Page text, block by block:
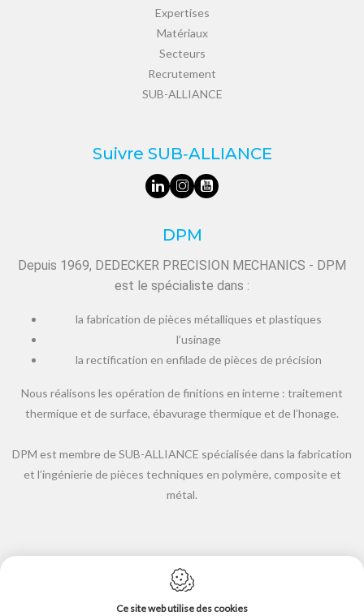
Expertises
Matériaux
Secteurs
Recrutement
SUB-ALLIANCE
Suivre SUB‑ALLIANCE
DPM
Depuis 1969, DEDECKER PRECISION MECHANICS - DPM
est le spécialiste dans :
la fabrication de pièces métalliques et plastiques
l’usinage
la rectification en enfilade de pièces de précision
Nous réalisons les opération de finitions en interne : traitement
thermique et de surface, ébavurage thermique et de l’honage.
DPM est membre de SUB-ALLIANCE spécialisée dans la fabrication
et l’ingénierie de pièces techniques en polymère, composite et
métal.
Ce site web utilise des cookies